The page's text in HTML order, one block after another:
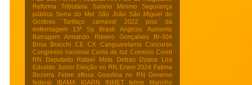
Reforma Tributária
Salario Minimo
Segurança
pública
Serra do Mel São João
São Miguel do
Gostoso
Tarifaço carnaval 2022
piso da
enfermagem
13º 5g Brasil Angicos
Aumento
Barragem Armando Ribeiro Gonçalves
Br-304
Brisa Bracchi
CE CX Canguaretama
Concurso
Congresso nacional Conta de luz Correios Covid
RN
Deputado Rafael Mota Detran
Dyana Lira
Edvaldo Junior Eleição no RN Enem 2024 Fatima
Bezerra
Febre aftosa Gasolina no RN Governo
federal
IBAMA IGARN INMET
Ielmo Marinho